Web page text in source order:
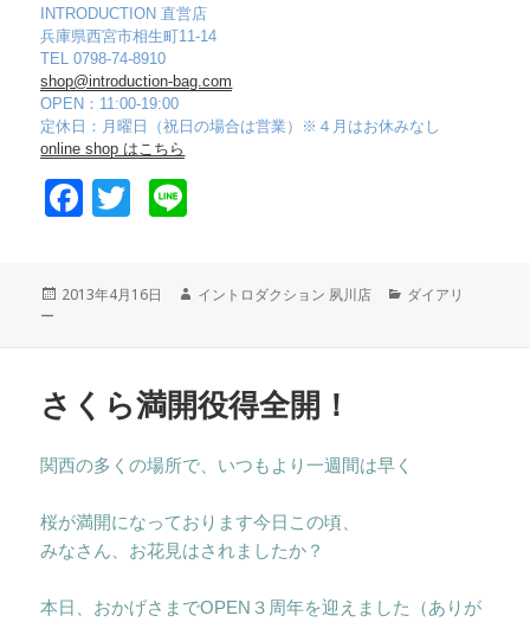
INTRODUCTION 直営店
兵庫県西宮市相生町11-14
TEL 0798-74-8910
shop@introduction-bag.com
OPEN：11:00-19:00
定休日：月曜日（祝日の場合は営業）※４月はお休みなし
online shop はこちら
F
e
o
o
k
T
er
投
2013年4月16日
作
イントロダクション 夙川店
カ
ダイアリ
ー
さくら満開役得全開！
関西の多くの場所で、いつもより一週間は早く
桜が満開になっております今日この頃、
みなさん、お花見はされましたか？
本日、おかげさまでOPEN３周年を迎えました（ありが